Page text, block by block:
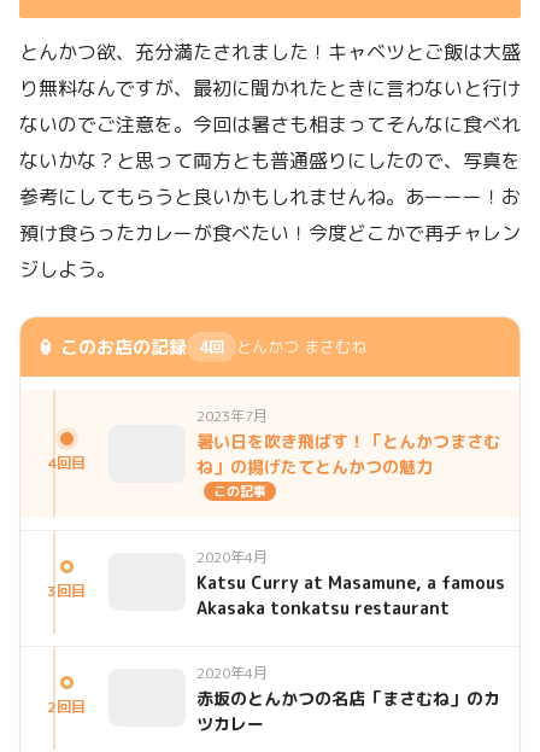
とんかつ欲、充分満たされました！キャベツとご飯は大盛
り無料なんですが、最初に聞かれたときに言わないと行け
ないのでご注意を。今回は暑さも相まってそんなに食べれ
ないかな？と思って両方とも普通盛りにしたので、写真を
参考にしてもらうと良いかもしれませんね。あーーー！お
預け食らったカレーが食べたい！今度どこかで再チャレン
ジしよう。
🏮 このお店の記録 4回 とんかつ まさむね
4回目
2023年7月
暑い日を吹き飛ばす！「とんかつまさむ
ね」の揚げたてとんかつの魅力
この記事
3回目
2020年4月
Katsu Curry at Masamune, a famous
Akasaka tonkatsu restaurant
2回目
2020年4月
赤坂のとんかつの名店「まさむね」のカ
ツカレー